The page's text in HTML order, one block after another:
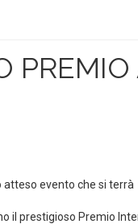
evento che si
il prestigioso Premio